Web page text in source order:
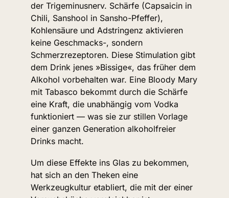
der Trigeminusnerv. Schärfe (Capsaicin in
Chili, Sanshool in Sansho-Pfeffer),
Kohlensäure und Adstringenz aktivieren
keine Geschmacks-, sondern
Schmerzrezeptoren. Diese Stimulation gibt
dem Drink jenes »Bissige«, das früher dem
Alkohol vorbehalten war. Eine Bloody Mary
mit Tabasco bekommt durch die Schärfe
eine Kraft, die unabhängig vom Vodka
funktioniert — was sie zur stillen Vorlage
einer ganzen Generation alkoholfreier
Drinks macht.
Um diese Effekte ins Glas zu bekommen,
hat sich an den Theken eine
Werkzeugkultur etabliert, die mit der einer